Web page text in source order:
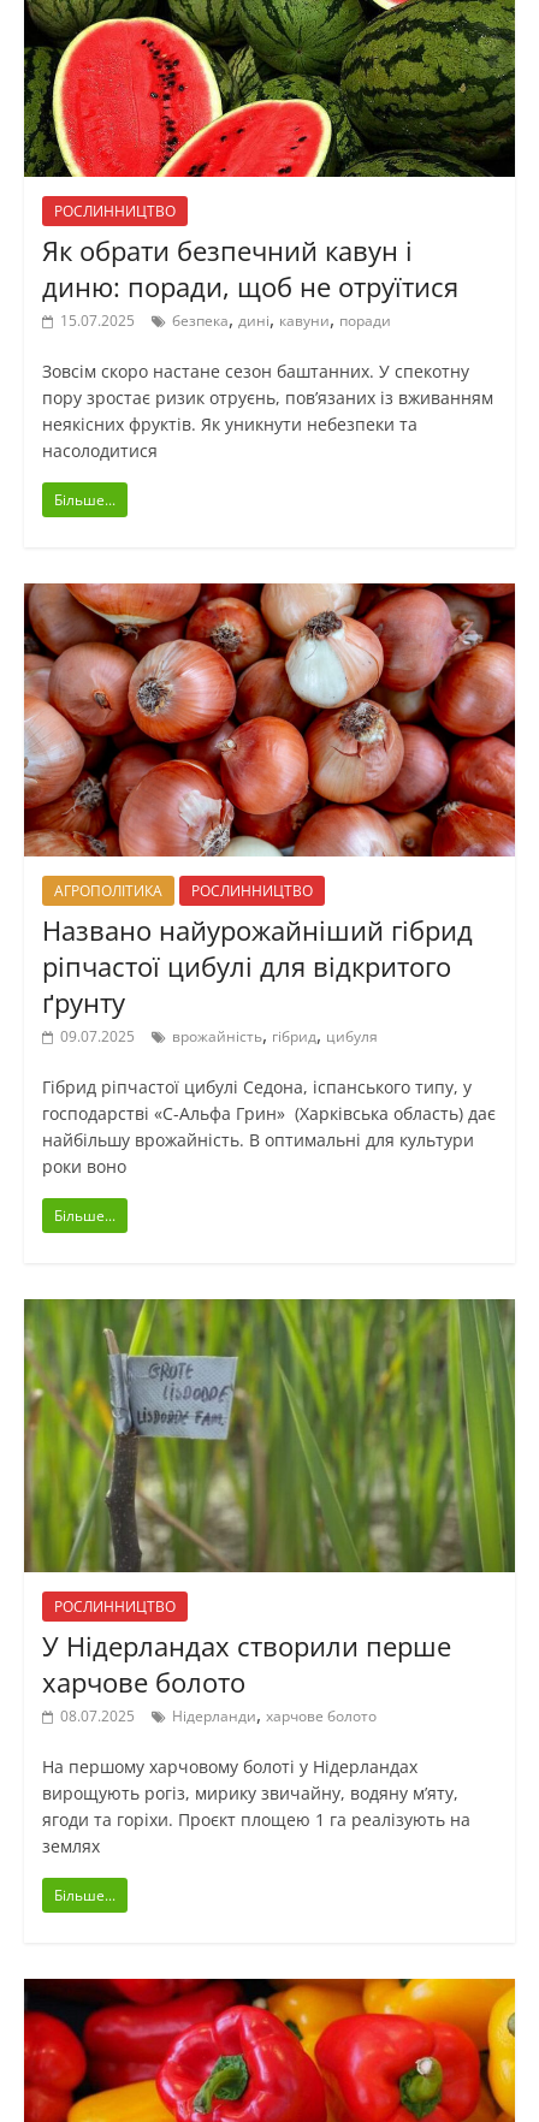
РОСЛИННИЦТВО
Як обрати безпечний кавун і
диню: поради, щоб не отруїтися
15.07.2025 безпека, дині, кавуни, поради
Зовсім скоро настане сезон баштанних. У спекотну
пору зростає ризик отруєнь, пов’язаних із вживанням
неякісних фруктів. Як уникнути небезпеки та
насолодитися
Більше...
АГРОПОЛІТИКА РОСЛИННИЦТВО
Названо найурожайніший гібрид
ріпчастої цибулі для відкритого
ґрунту
09.07.2025 врожайність, гібрид, цибуля
Гібрид ріпчастої цибулі Седона, іспанського типу, у
господарстві «С-Альфа Грин» (Харківська область) дає
найбільшу врожайність. В оптимальні для культури
роки воно
Більше...
РОСЛИННИЦТВО
У Нідерландах створили перше
харчове болото
08.07.2025 Нідерланди, харчове болото
На першому харчовому болоті у Нідерландах
вирощують рогіз, мирику звичайну, водяну м’яту,
ягоди та горіхи. Проєкт площею 1 га реалізують на
землях
Більше...